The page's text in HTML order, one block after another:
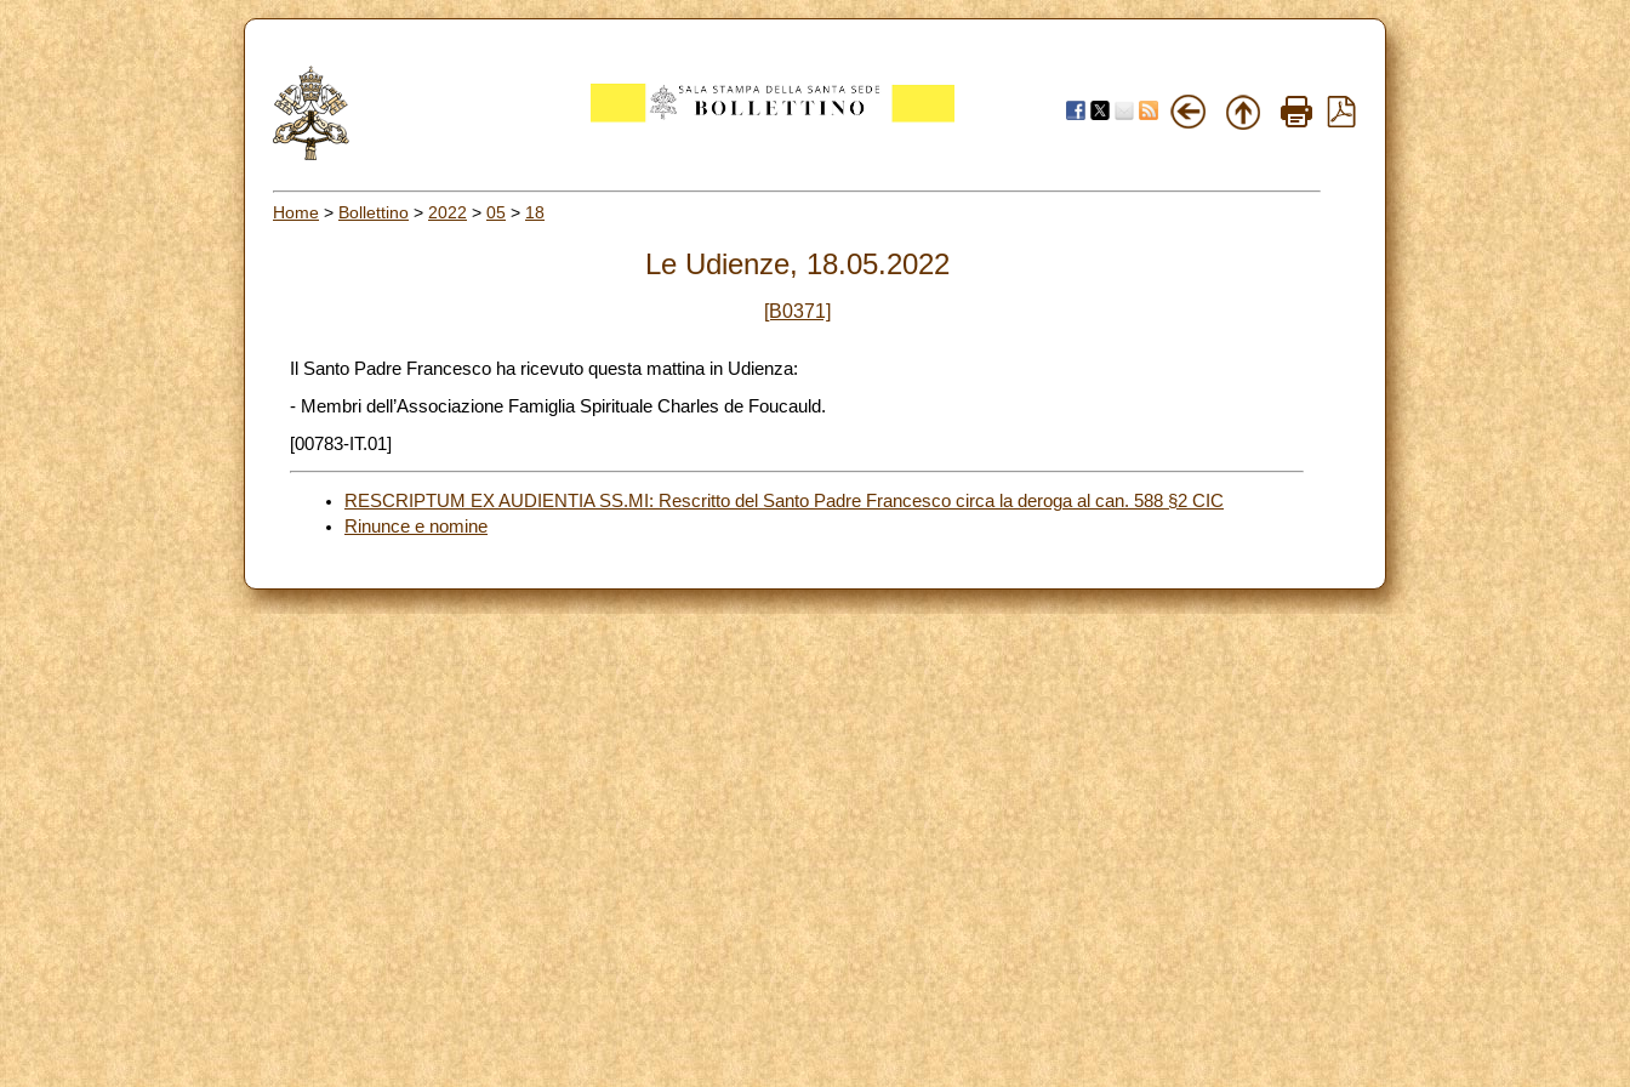
Home > Bollettino > 2022 > 05 > 18
Le Udienze, 18.05.2022
[B0371]
Il Santo Padre Francesco ha ricevuto questa mattina in Udienza:
- Membri dell’Associazione Famiglia Spirituale Charles de Foucauld.
[00783-IT.01]
RESCRIPTUM EX AUDIENTIA SS.MI: Rescritto del Santo Padre Francesco circa la deroga al can. 588 §2 CIC
Rinunce e nomine